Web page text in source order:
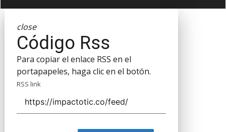
close
Código Rss
Para copiar el enlace RSS en el
portapapeles, haga clic en el botón.
RSS link